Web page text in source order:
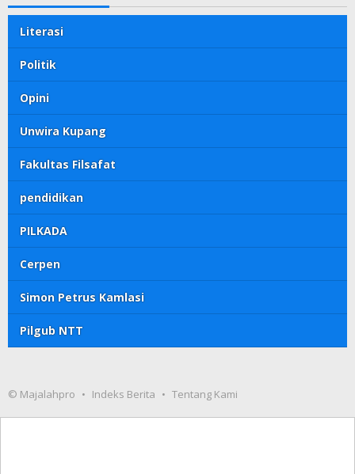
Literasi
Politik
Opini
Unwira Kupang
Fakultas Filsafat
pendidikan
PILKADA
Cerpen
Simon Petrus Kamlasi
Pilgub NTT
© Majalahpro Indeks Berita Tentang Kami